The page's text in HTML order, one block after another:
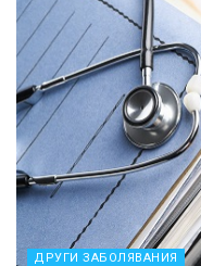
ДРУГИ ЗАБОЛЯВАНИЯ